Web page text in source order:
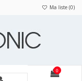
Ma liste (0)
0